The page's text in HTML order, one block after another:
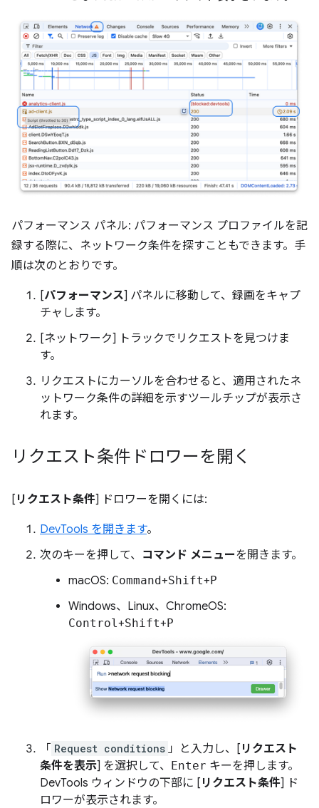
パフォーマンス パネル: パフォーマンス プロファイルを記
録する際に、ネットワーク条件を探すこともできます。手
順は次のとおりです。
[パフォーマンス] パネルに移動して、録画をキャプ
チャします。
[ネットワーク] トラックでリクエストを見つけま
す。
リクエストにカーソルを合わせると、適用されたネ
ットワーク条件の詳細を示すツールチップが表示さ
れます。
リクエスト条件ドロワーを開く
[ リクエスト条件] ドロワーを開くには:
DevTools を開きます。
次のキーを押して、 コマンド メニューを開きます。
macOS: Command+Shift+ P
Windows、Linux、ChromeOS:
Control+Shift+ P
「 Request conditions 」と入力し、[ リクエスト
条件を表示] を選択して、 Enter キーを押します。
DevTools ウィンドウの下部に [ リクエスト条件] ド
ロワーが表示されます。